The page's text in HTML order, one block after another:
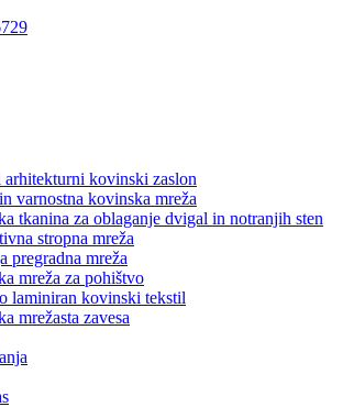
arhitekturni kovinski zaslon
varnostna kovinska mreža
tkanina za oblaganje dvigal in notranjih sten
stropna mreža
pregradna mreža
mreža za pohištvo
laminiran kovinski tekstil
mrežasta zavesa